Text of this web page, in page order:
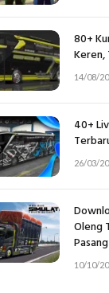
80+
14/08/
40+
26/03/
Oleng
10/10/